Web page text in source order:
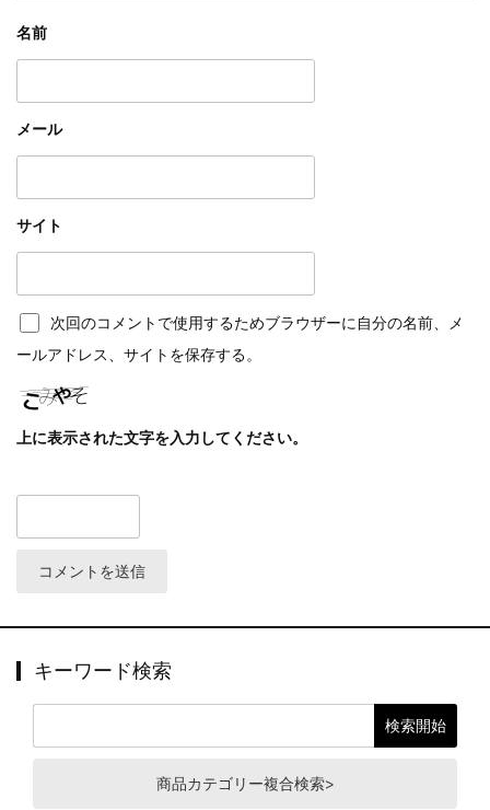
名前
メール
サイト
次回のコメントで使用するためブラウザーに自分の名前、メ
ールアドレス、サイトを保存する。
上に表示された文字を入力してください。
キーワード検索
商品カテゴリー複合検索>